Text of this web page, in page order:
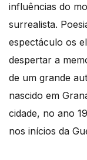
influências do
surrealista.
espectáculo os
despertar a
de um grande
nascido em
cidade, no ano
nos inícios da